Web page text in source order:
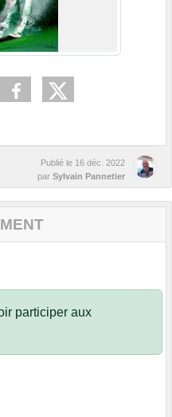
Publié le 16 déc. 2022
par Sylvain Pannetier
participer aux